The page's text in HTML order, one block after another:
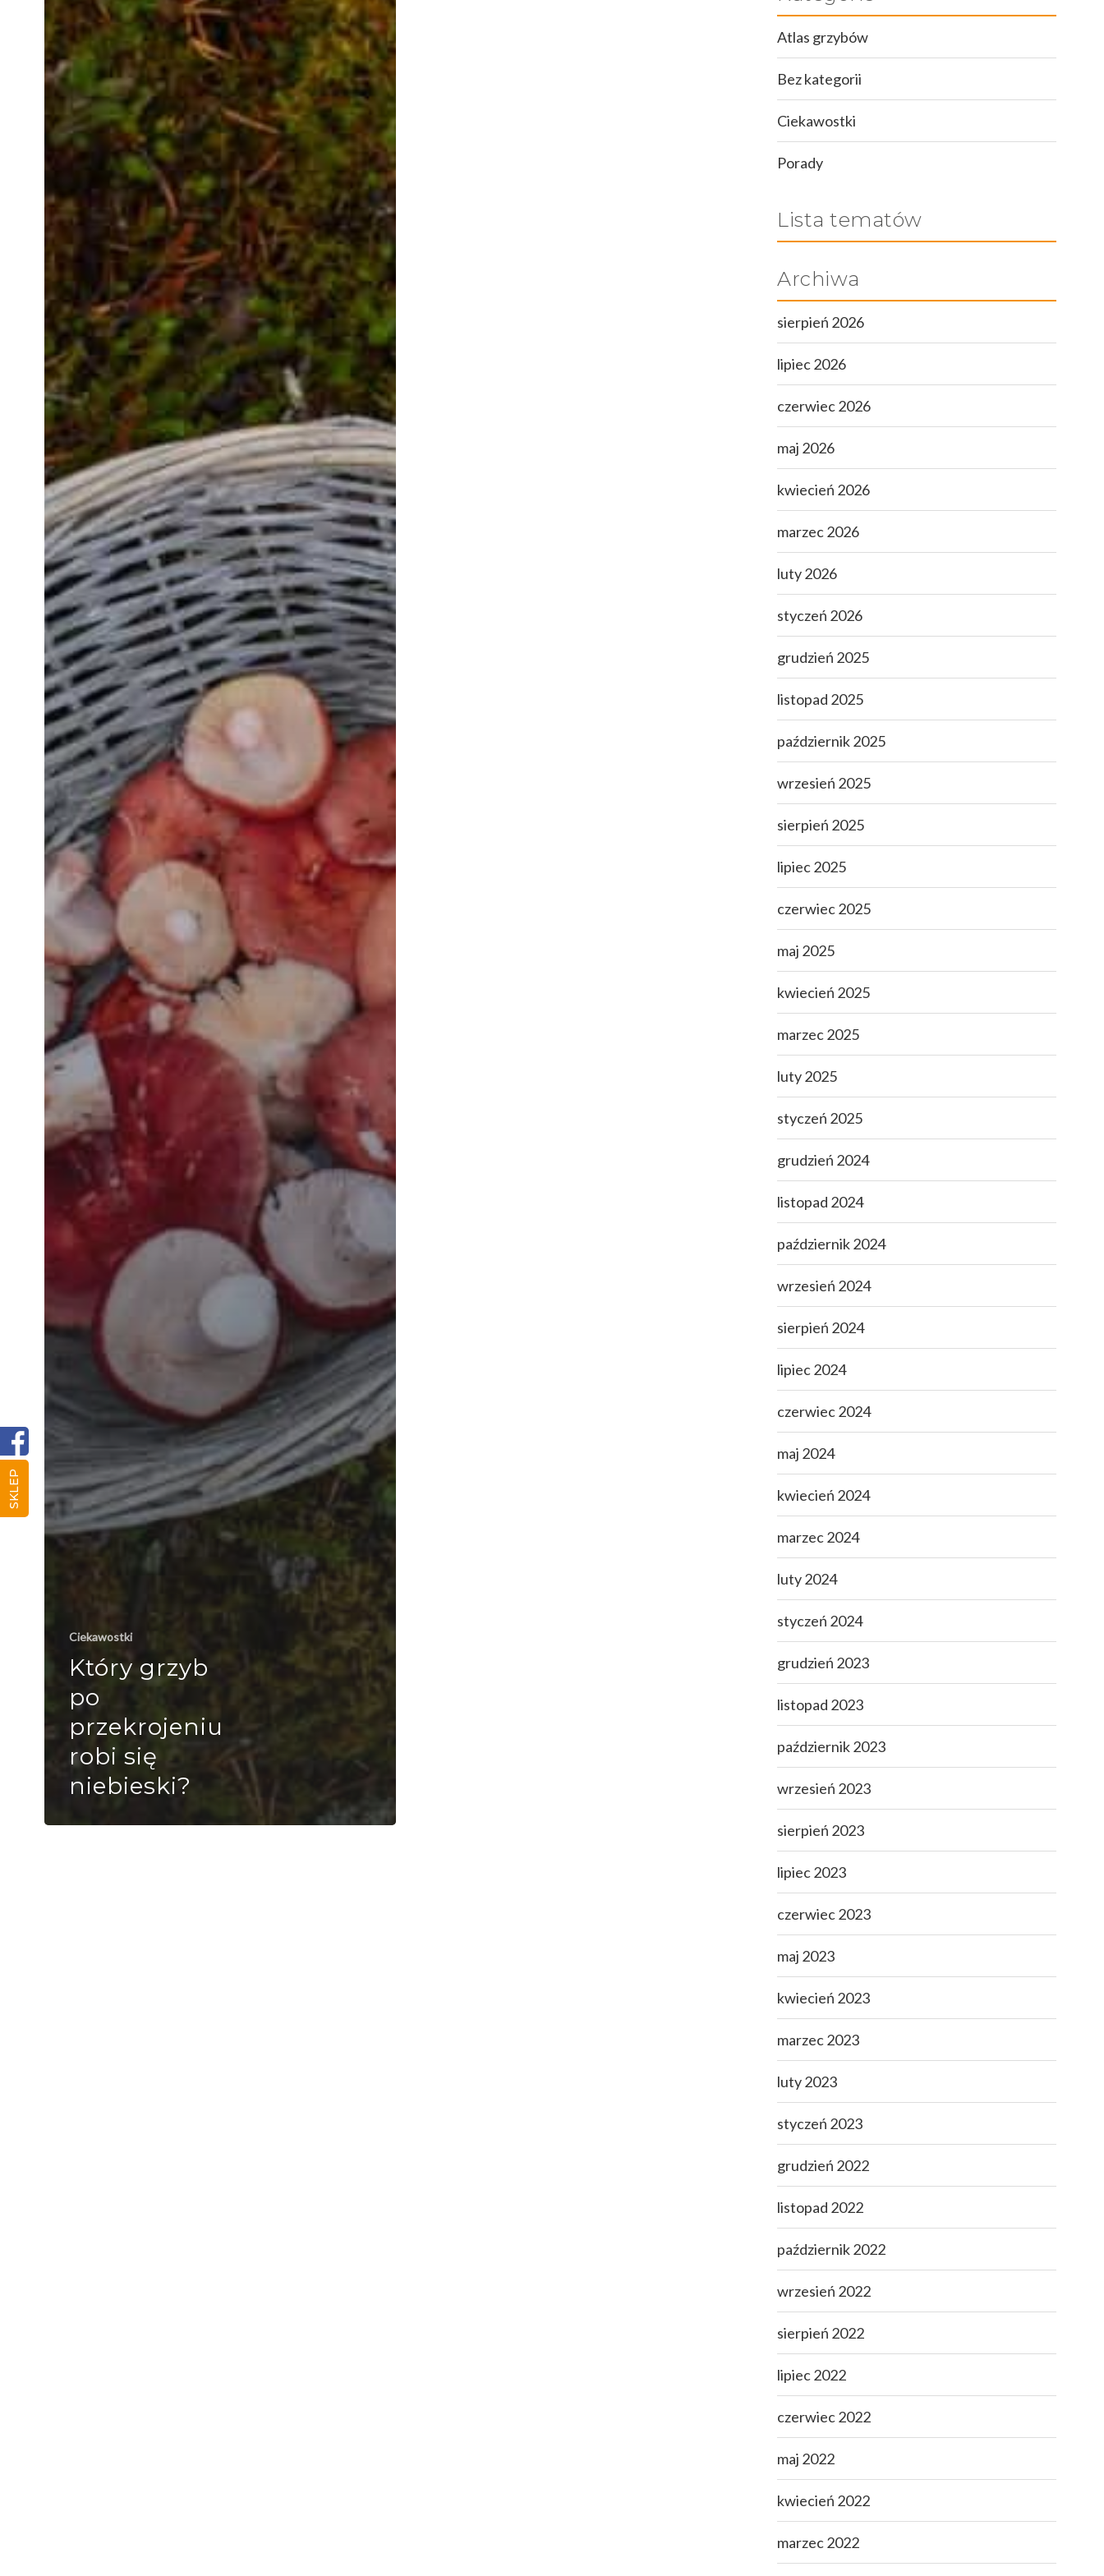
SKLEP
Hit enter to search or ESC to close
Ciekawostki
Który grzyb
po
przekrojeniu
robi się
niebieski?
Atlas grzybów
Bez kategorii
Ciekawostki
Porady
Lista tematów
Archiwa
sierpień 2026
lipiec 2026
czerwiec 2026
maj 2026
kwiecień 2026
marzec 2026
luty 2026
styczeń 2026
grudzień 2025
listopad 2025
październik 2025
wrzesień 2025
sierpień 2025
lipiec 2025
czerwiec 2025
maj 2025
kwiecień 2025
marzec 2025
luty 2025
styczeń 2025
grudzień 2024
listopad 2024
październik 2024
wrzesień 2024
sierpień 2024
lipiec 2024
czerwiec 2024
maj 2024
kwiecień 2024
marzec 2024
luty 2024
styczeń 2024
grudzień 2023
listopad 2023
październik 2023
wrzesień 2023
sierpień 2023
lipiec 2023
czerwiec 2023
maj 2023
kwiecień 2023
marzec 2023
luty 2023
styczeń 2023
grudzień 2022
listopad 2022
październik 2022
wrzesień 2022
sierpień 2022
lipiec 2022
czerwiec 2022
maj 2022
kwiecień 2022
marzec 2022